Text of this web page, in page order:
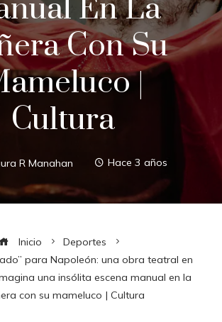
En La
Con Su
|
Cultura
R Manahan Hace 3 años
Inicio
Deportes
para Napoleón: una obra teatral en
una insólita escena manual en la
con su mameluco | Cultura